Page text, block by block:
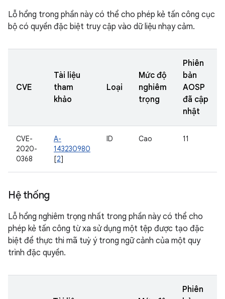
Lỗ hổng trong phần này có thể cho phép kẻ tấn công cục
bộ có quyền đặc biệt truy cập vào dữ liệu nhạy cảm.
CVE
Tài liệu
tham
khảo
Loại
Mức độ
nghiêm
trọng
Phiên
bản
AOSP
đã cập
nhật
CVE-
2020-
0368
A-
143230980
[2]
ID Cao 11
Hệ thống
Lỗ hổng nghiêm trọng nhất trong phần này có thể cho
phép kẻ tấn công từ xa sử dụng một tệp được tạo đặc
biệt để thực thi mã tuỳ ý trong ngữ cảnh của một quy
trình đặc quyền.
Phiên